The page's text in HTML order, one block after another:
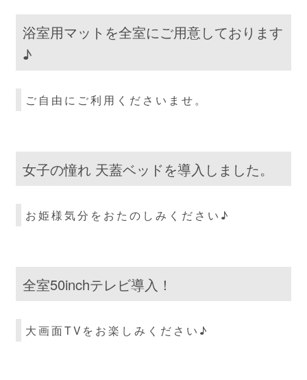
浴室用マットを全室にご用意しております
♪
ご自由にご利用くださいませ。
女子の憧れ 天蓋ベッドを導入しました。
お姫様気分をおたのしみください♪
全室50inchテレビ導入！
大画面TVをお楽しみください♪